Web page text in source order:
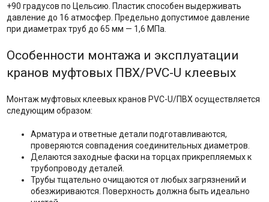
+90 градусов по Цельсию. Пластик способен выдерживать
давление до 16 атмосфер. Предельно допустимое давление
при диаметрах труб до 65 мм — 1,6 МПа.
Особенности монтажа и эксплуатации
кранов муфтовых ПВХ/PVC-U клеевых
Монтаж муфтовых клеевых кранов PVC-U/ПВХ осуществляется
следующим образом:
Арматура и ответные детали подготавливаются,
проверяются совпадения соединительных диаметров.
Делаются заходные фаски на торцах прикрепляемых к
трубопроводу деталей.
Трубы тщательно очищаются от любых загрязнений и
обезжириваются. Поверхность должна быть идеально